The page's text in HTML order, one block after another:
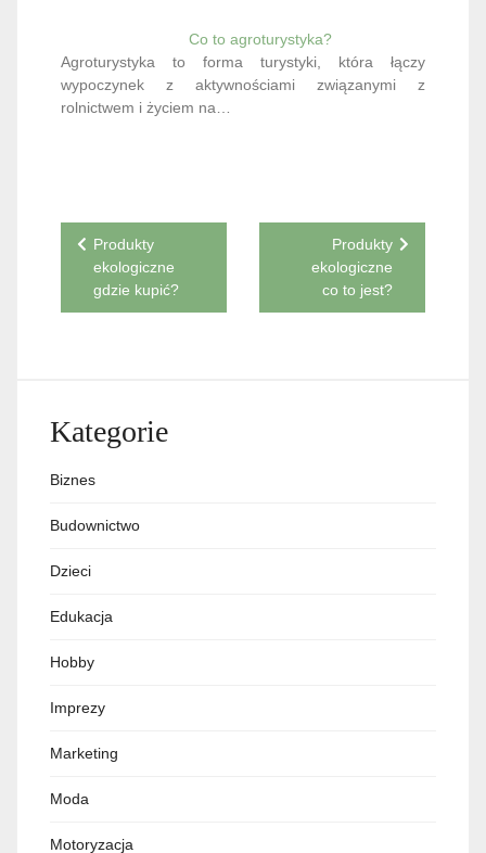
Co to agroturystyka?
Agroturystyka to forma turystyki, która łączy
wypoczynek z aktywnościami związanymi z
rolnictwem i życiem na…
Nawigacja
wpisu
Produkty
ekologiczne
gdzie kupić?
Produkty
ekologiczne
co to jest?
Kategorie
Biznes
Budownictwo
Dzieci
Edukacja
Hobby
Imprezy
Marketing
Moda
Motoryzacja